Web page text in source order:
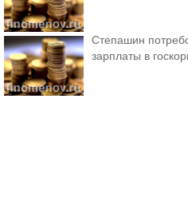
Степашин
зарплаты в